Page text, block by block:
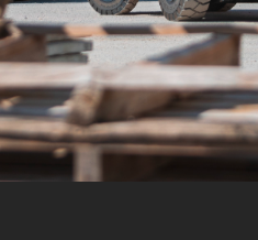
Raggio di sterzata